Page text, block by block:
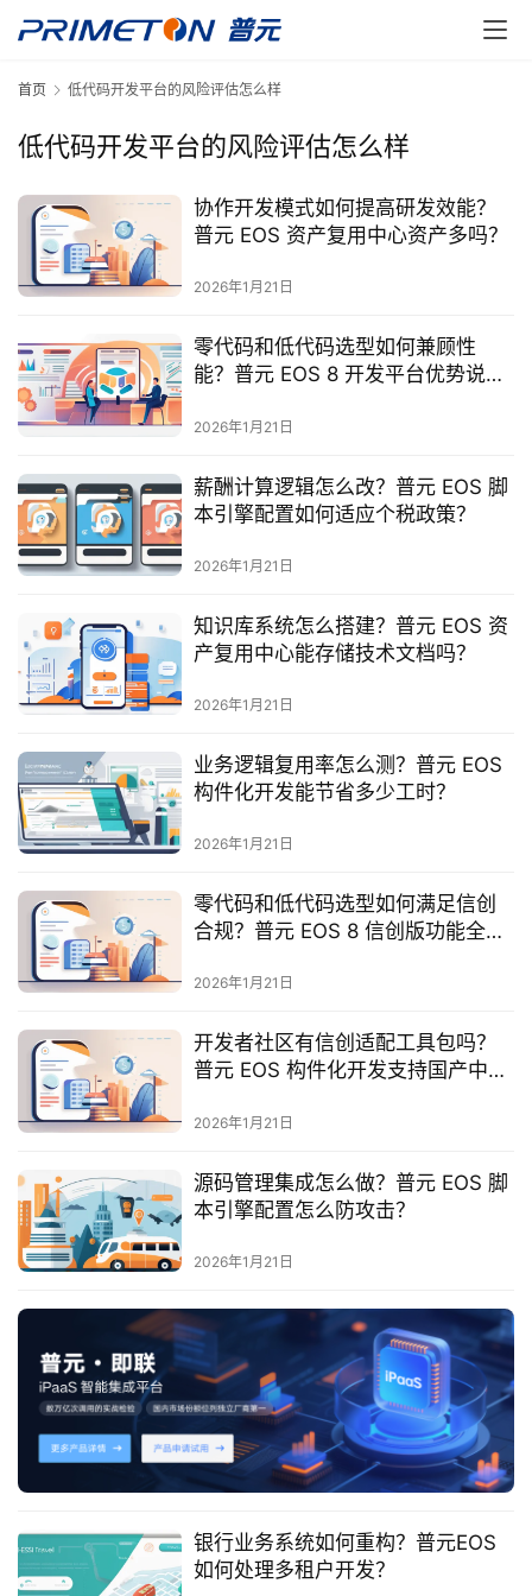
最
新
动
产
品
解
决
方
案
生
态
与
合
服
务
与
持
了
普
联
系
我
们
首页 低代码开发平台的风险评估怎么样
低代码开发平台的风险评估怎么样
协作开发模式如何提高研发效能？
普元 EOS 资产复用中心资产多吗？
2026年1月21日
零代码和低代码选型如何兼顾性
能？普元 EOS 8 开发平台优势说
2026年1月21日
薪酬计算逻辑怎么改？普元 EOS 脚
本引擎配置如何适应个税政策？
2026年1月21日
知识库系统怎么搭建？普元 EOS 资
产复用中心能存储技术文档吗？
2026年1月21日
业务逻辑复用率怎么测？普元 EOS
构件化开发能节省多少工时？
2026年1月21日
零代码和低代码选型如何满足信创
合规？普元 EOS 8 信创版功能全
2026年1月21日
开发者社区有信创适配工具包吗？
普元 EOS 构件化开发支持国产中间
2026年1月21日
源码管理集成怎么做？普元 EOS 脚
本引擎配置怎么防攻击？
2026年1月21日
银行业务系统如何重构？普元EOS
如何处理多租户开发？